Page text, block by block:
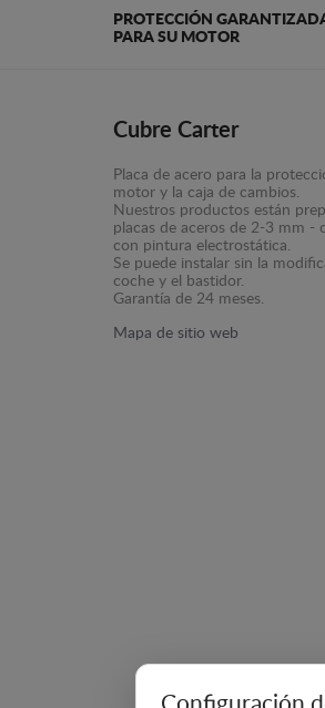
PROTECCIÓN
PARA SU MOTOR
Cubre Carter
Placa de acero para la
motor y la caja de cambios.
Nuestros productos están
placas de aceros de 2-3 mm -
con pintura electrostática.
Se puede instalar sin la
coche y el bastidor.
Garantía de 24 meses.
Mapa de sitio web